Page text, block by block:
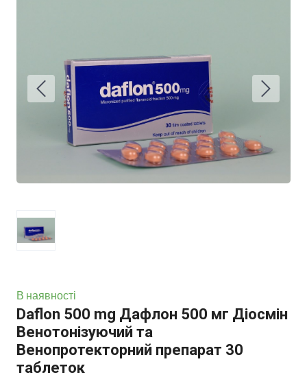
В наявності
Daflon 500 mg Дафлон 500 мг Діосмін
Венотонізуючий та
Венопротекторний препарат 30
таблеток